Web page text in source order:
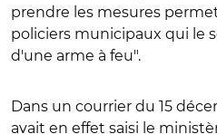
prendre les mesures
policiers municipaux qui le
d'une arme à feu".
Dans un courrier du 15
avait en effet saisi le